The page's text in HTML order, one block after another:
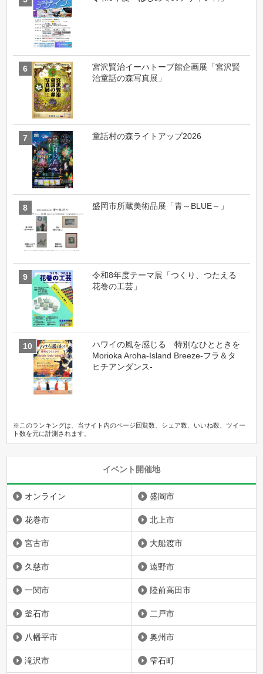
宮沢賢治イーハトーブ館企画展「宮沢賢
治童話の森写真展」
童話村の森ライトアップ2026
盛岡市所蔵美術品展「青～BLUE～」
令和8年度テーマ展「つくり、つたえる
花巻の工芸」
ハワイの風を感じる 特別なひとときを
Morioka Aroha-Island Breeze-フラ＆タ
ヒチアンダンス-
※このランキングは、当サイト内のページ回覧数、シェア数、いいね数、ツイー
ト数を元に計測されます。
イベント開催地
オンライン 盛岡市
花巻市 北上市
宮古市 大船渡市
久慈市 遠野市
一関市 陸前高田市
釜石市 二戸市
八幡平市 奥州市
滝沢市 雫石町